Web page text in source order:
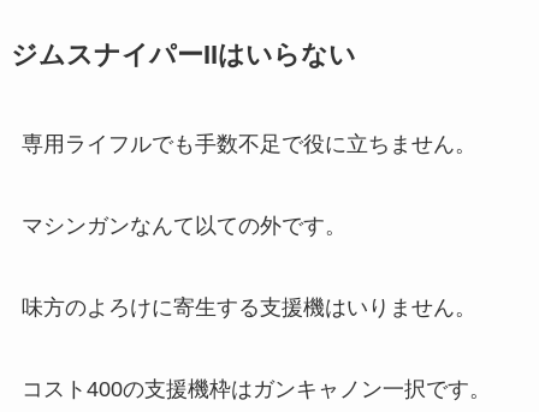
ジムスナイパーIIはいらない
専用ライフルでも手数不足で役に立ちません。
マシンガンなんて以ての外です。
味方のよろけに寄生する支援機はいりません。
コスト400の支援機枠はガンキャノン一択です。